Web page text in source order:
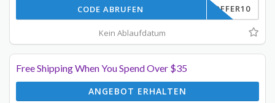
OFFER10
CODE ABRUFEN
Kein Ablaufdatum
Free Shipping When You Spend Over $35
ANGEBOT ERHALTEN